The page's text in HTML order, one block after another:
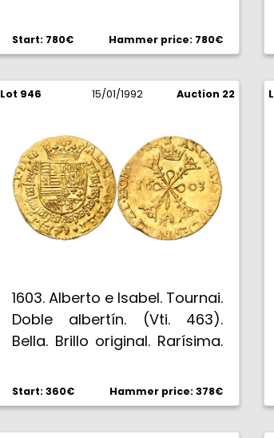
Start: 780€ Hammer price: 780€
Lot 946 15/01/1992 Auction 22
1603. Alberto e Isabel. Tournai.
Doble albertín. (Vti. 463).
Bella. Brillo original. Rarísima.
Start: 360€ Hammer price: 378€